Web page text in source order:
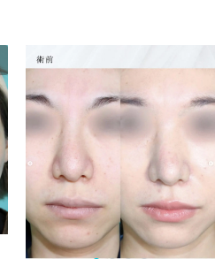
す。内出血は平均2週間くら
いで目立たなくなります。 稀
に感染がありますが、そのよ
うな際は責任を持って当院で
治療します。 仕上がりには個
人差があるので、手術を受け
た人全員がこの写真の様な変
化をするわけではありません
のでご注意下さい。 カウンセ
リングにて診察させていただ
いた上でその方一人一人の状
態をふまえて、治療法をご提
案します。
術前